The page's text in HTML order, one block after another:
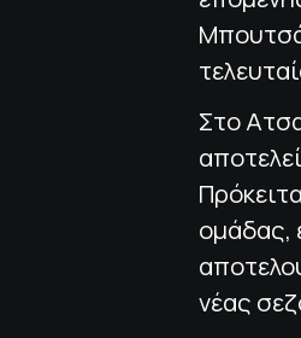
Στο
ομάδας,
νέας